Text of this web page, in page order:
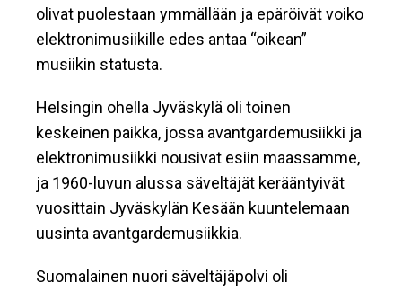
olivat puolestaan ymmällään ja epäröivät voiko
elektronimusiikille edes antaa “oikean”
musiikin statusta.
Helsingin ohella Jyväskylä oli toinen
keskeinen paikka, jossa avantgardemusiikki ja
elektronimusiikki nousivat esiin maassamme,
ja 1960-luvun alussa säveltäjät kerääntyivät
vuosittain Jyväskylän Kesään kuuntelemaan
uusinta avantgardemusiikkia.
Suomalainen nuori säveltäjäpolvi oli